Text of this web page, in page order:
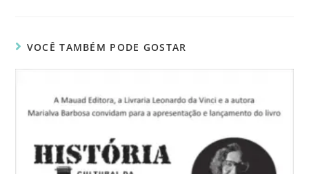
VOCÊ TAMBÉM PODE GOSTAR